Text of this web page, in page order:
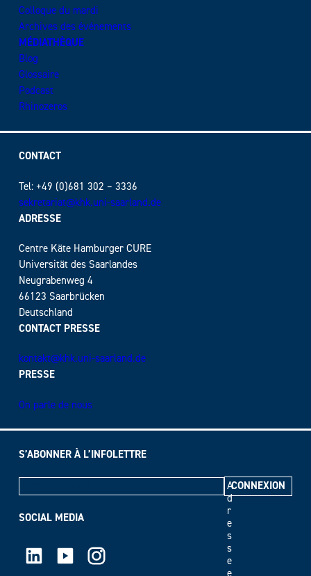
Colloque du mardi
Archives des événements
MÉDIATHÈQUE
Blog
Glossaire
Podcast
Rhinozeros
CONTACT
Tel: +49 (0)681 302 – 3336
sekretariat@khk.uni-saarland.de
ADRESSE
Centre Käte Hamburger CURE
Universität des Saarlandes
Neugrabenweg 4
66123 Saarbrücken
Deutschland
CONTACT PRESSE
kontakt@khk.uni-saarland.de
PRESSE
On parle de nous
S’ABONNER À L’INFOLETTRE
A
d
r
e
s
s
e
SOCIAL MEDIA
LinkedIn Youtube Instagram